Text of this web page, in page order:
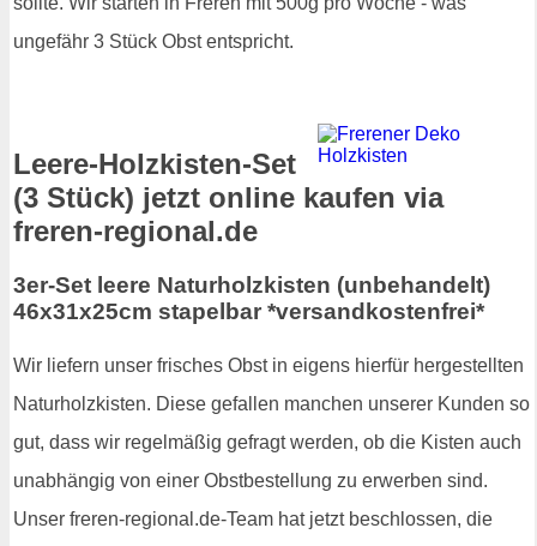
ungefähr 3 Stück Obst entspricht.
Leere-Holzkisten-Set
(3 Stück) jetzt online kaufen via
freren-regional.de
3er-Set leere Naturholzkisten (unbehandelt)
46x31x25cm stapelbar *versandkostenfrei*
Wir liefern unser frisches Obst in eigens hierfür hergestellten
Naturholzkisten. Diese gefallen manchen unserer Kunden so
gut, dass wir regelmäßig gefragt werden, ob die Kisten auch
unabhängig von einer Obstbestellung zu erwerben sind.
Unser freren-regional.de-Team hat jetzt beschlossen, die